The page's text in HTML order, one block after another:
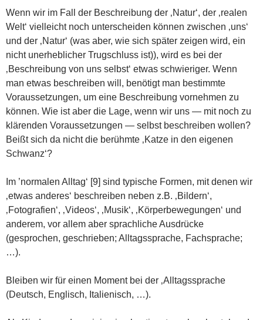
Wenn wir im Fall der Beschreibung der ‚Natur‘, der ‚realen
Welt‘ vielleicht noch unterscheiden können zwischen ‚uns‘
und der ‚Natur‘ (was aber, wie sich später zeigen wird, ein
nicht unerheblicher Trugschluss ist)), wird es bei der
‚Beschreibung von uns selbst‘ etwas schwieriger. Wenn
man etwas beschreiben will, benötigt man bestimmte
Voraussetzungen, um eine Beschreibung vornehmen zu
können. Wie ist aber die Lage, wenn wir uns — mit noch zu
klärenden Voraussetzungen — selbst beschreiben wollen?
Beißt sich da nicht die berühmte ‚Katze in den eigenen
Schwanz‘?
Im ’normalen Alltag‘ [9] sind typische Formen, mit denen wir
‚etwas anderes‘ beschreiben neben z.B. ‚Bildern‘,
‚Fotografien‘, ‚Videos‘, ‚Musik‘, ‚Körperbewegungen‘ und
anderem, vor allem aber sprachliche Ausdrücke
(gesprochen, geschrieben; Alltagssprache, Fachsprache;
…).
Bleiben wir für einen Moment bei der ‚Alltagssprache
(Deutsch, Englisch, Italienisch, …).